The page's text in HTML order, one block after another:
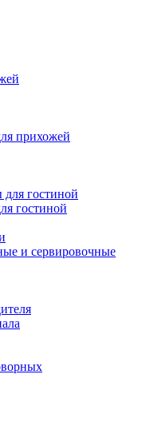
прихожей
гостиной
гостиной
и сервировочные